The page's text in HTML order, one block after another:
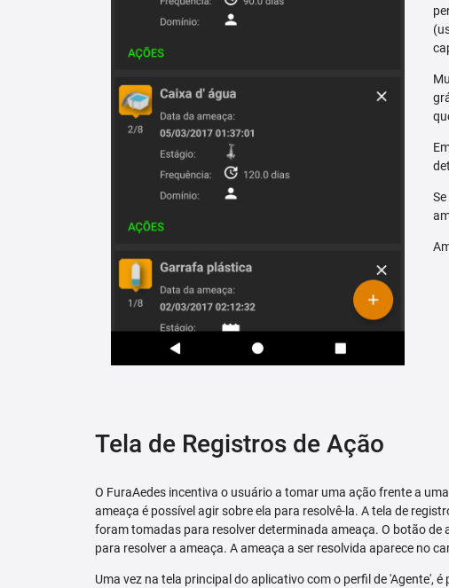
Tela de Registros de Ação
O FuraAedes incentiva o usuário a tomar uma ação frente a
ameaça é possível agir sobre ela para resolvê-la. A tela de
foram tomadas para resolver determinada ameaça. O botão
para resolver a ameaça. A ameaça a ser resolvida aparece no
Uma vez na tela principal do aplicativo com o perfil de 'Agente',